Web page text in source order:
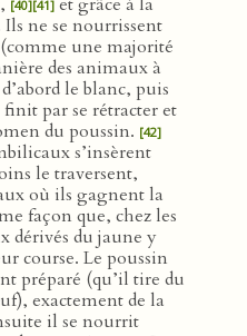
[40][41]
ne se nourrissent
une majorité
des animaux à
le blanc, puis
par se rétracter et
du poussin. [42]
s’insèrent
le traversent,
où ils gagnent la
façon que, chez les
dérivés du jaune y
course. Le poussin
préparé (qu’il tire du
exactement de la
il se nourrit